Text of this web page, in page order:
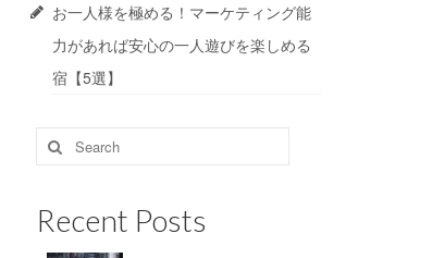
お一人様を極める！マーケティング能
力があれば安心の一人遊びを楽しめる
宿【5選】
Search
for:
Recent Posts